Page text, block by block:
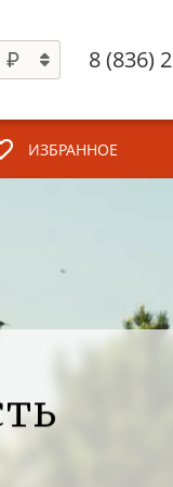
8 (836)
ИЗБРАННОЕ